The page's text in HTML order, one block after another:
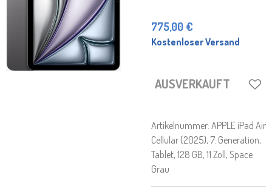
775,00 €
Kostenloser Versand
AUSVERKAUFT
Artikelnummer: APPLE iPad Air
Cellular (2025), 7. Generation,
Tablet, 128 GB, 11 Zoll, Space
Grau